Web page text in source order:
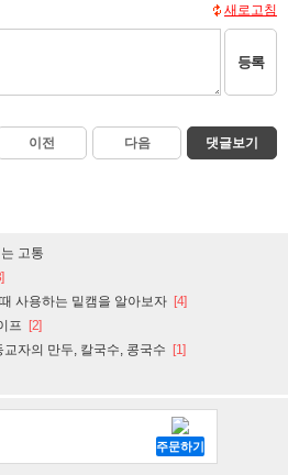
새로고침
등록
이전 다음 댓글보기
고통
사용하는 밑캠을 알아보자 [4]
프 [2]
자의 만두, 칼국수, 콩국수 [1]